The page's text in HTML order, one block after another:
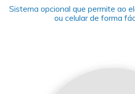
Sistema opcional que permite ao
ou celular de forma